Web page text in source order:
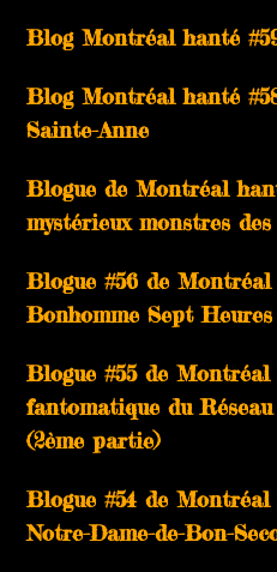
Blog Montréal hanté
Blog Montréal hanté
Sainte-Anne
Blogue de Montréal
mystérieux monstres
Blogue #56 de
Bonhomme Sept Heures
Blogue #55 de
fantomatique du
(2ème partie)
Blogue #54 de
Notre-Dame-de-Bon-